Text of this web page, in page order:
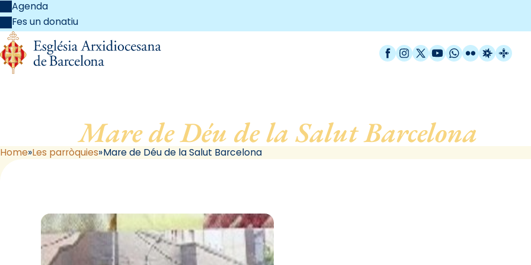
Agenda
Fes un donatiu
Facebook
Instagram
X / Twitter
YouTube
WhatsApp
FlickrRadio
Mare de Déu de la Salut Barcelona
Home Les parròquies Mare de Déu de la Salut Barcelona